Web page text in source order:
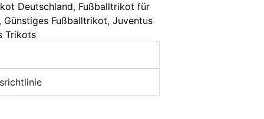
Deutschland, Fußballtrikot für
, Günstiges Fußballtrikot, Juventus
Trikots